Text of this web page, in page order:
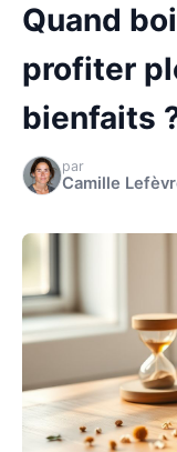
Quand
profiter
bienfaits
par
Camille